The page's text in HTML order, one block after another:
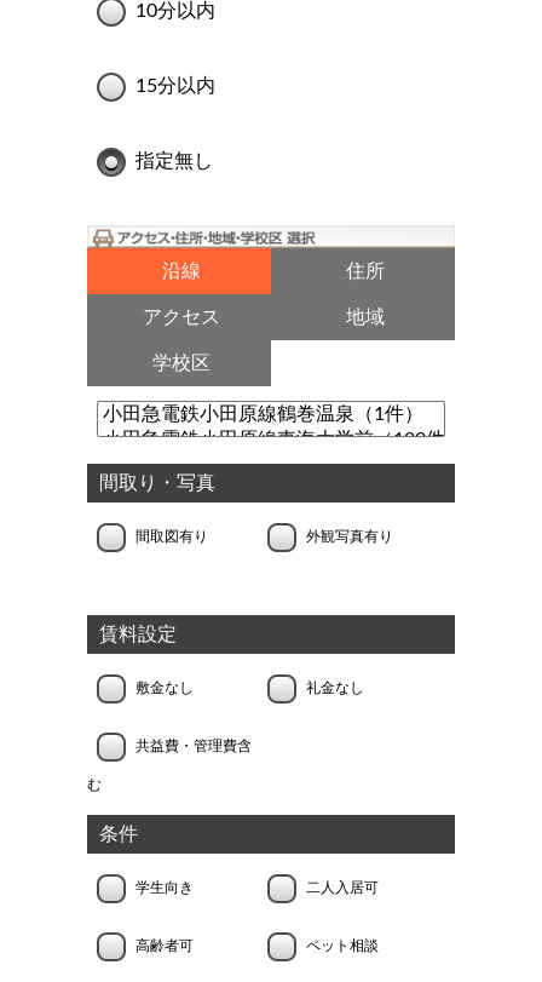
10分以内
15分以内
指定無し
沿線 住所
アクセス 地域
学校区
間取り・写真
間取図有り 外観写真有り
賃料設定
敷金なし 礼金なし
共益費・管理費含
む
条件
学生向き 二人入居可
高齢者可 ペット相談